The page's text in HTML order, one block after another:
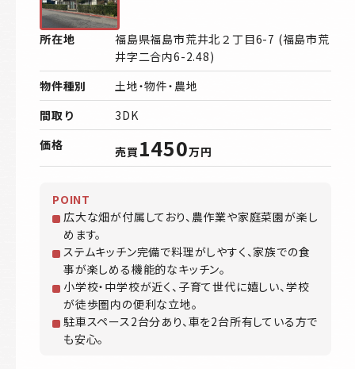
所在地
福島県福島市荒井北２丁目6-7 (福島市荒
井字二合内6-2.48)
物件種別
土地・物件・農地
間取り
3DK
価格
売買 1450万円
POINT
広大な畑が付属しており、農作業や家庭菜園が楽し
めます。
ステムキッチン完備で料理がしやすく、家族での食
事が楽しめる機能的なキッチン。
小学校・中学校が近く、子育て世代に嬉しい、学校
が徒歩圏内の便利な立地。
駐車スペース2台分あり、車を2台所有している方で
も安心。